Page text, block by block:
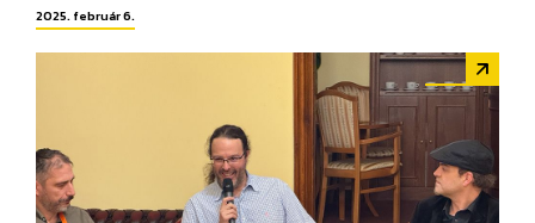
2025. február 6.